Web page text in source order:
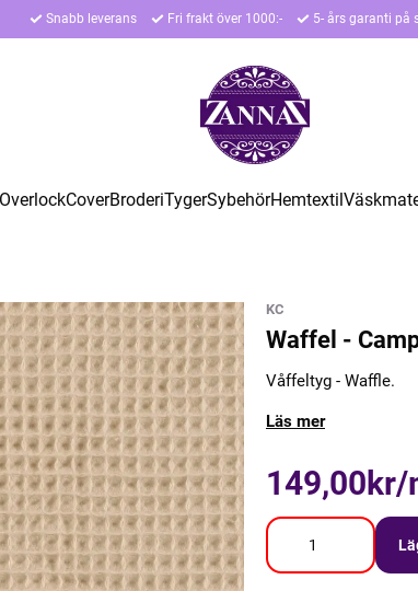
Snabb leverans Fri frakt över 1000:- 5- års garanti på
CoverBroderiTygerSybehörHemtextil
KC
Waffel -
Våffeltyg - Waffle.
Läs mer
149,00kr/